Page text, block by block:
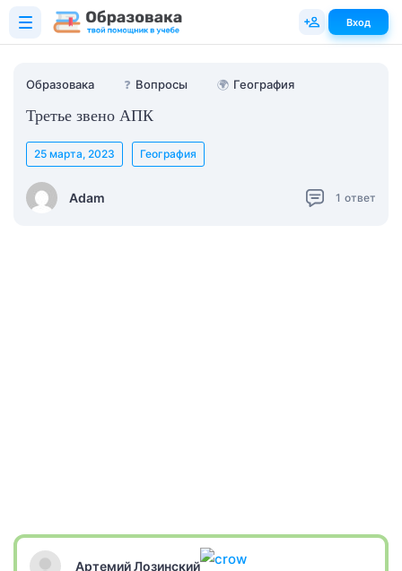
Образовака ❓ Вопросы 🌍 География
Третье звено АПК
Adam
25 марта, 2023 География
1 ответ
Артемий Лозинский
Вход